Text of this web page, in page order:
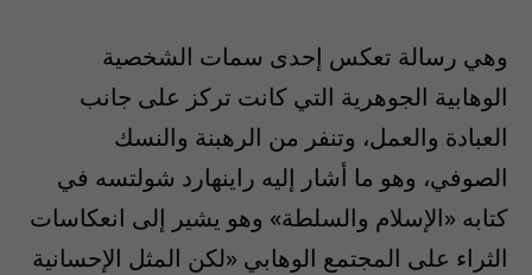
وهي رسالة تعكس إحدى سمات الشخصية
الوهابية الجوهرية التي كانت تركز على جانب
العبادة والعمل، وتنفر من الرهبنة والنسك
الصوفي، وهو ما أشار إليه راينهارد شولتسه في
كتابه «الإسلام والسلطة» وهو يشير إلى انعكاسات
الثراء على المجتمع الوهابي «لكن المثل الإحسانية